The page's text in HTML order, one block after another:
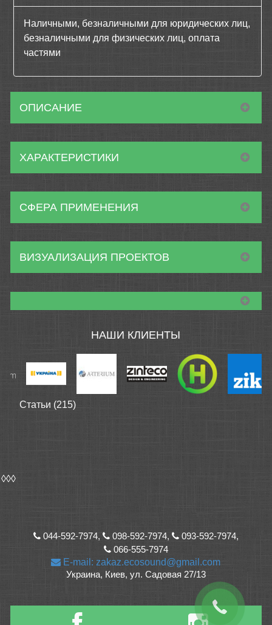
Наличными, безналичными для юридических лиц,
безналичными для физических лиц, оплата
частями
ОПИСАНИЕ
ХАРАКТЕРИСТИКИ
СФЕРА ПРИМЕНЕНИЯ
ВИЗУАЛИЗАЦИЯ ПРОЕКТОВ
НАШИ КЛИЕНТЫ
Статьи (215)
◊◊◊
044-592-7974, 098-592-7974,
093-592-7974,
066-555-7974
E-mail: zakaz.ecosound@gmail.com
Украина, Киев, ул. Садовая 27/13